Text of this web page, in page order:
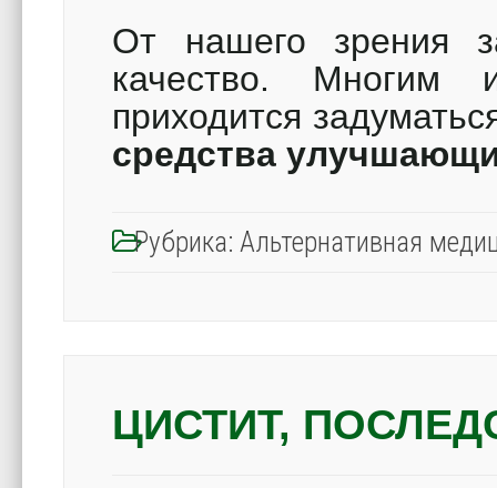
От нашего зрения
качество. Многим
приходится
средства
Рубрика: Альтернативная
ЦИСТИТ,